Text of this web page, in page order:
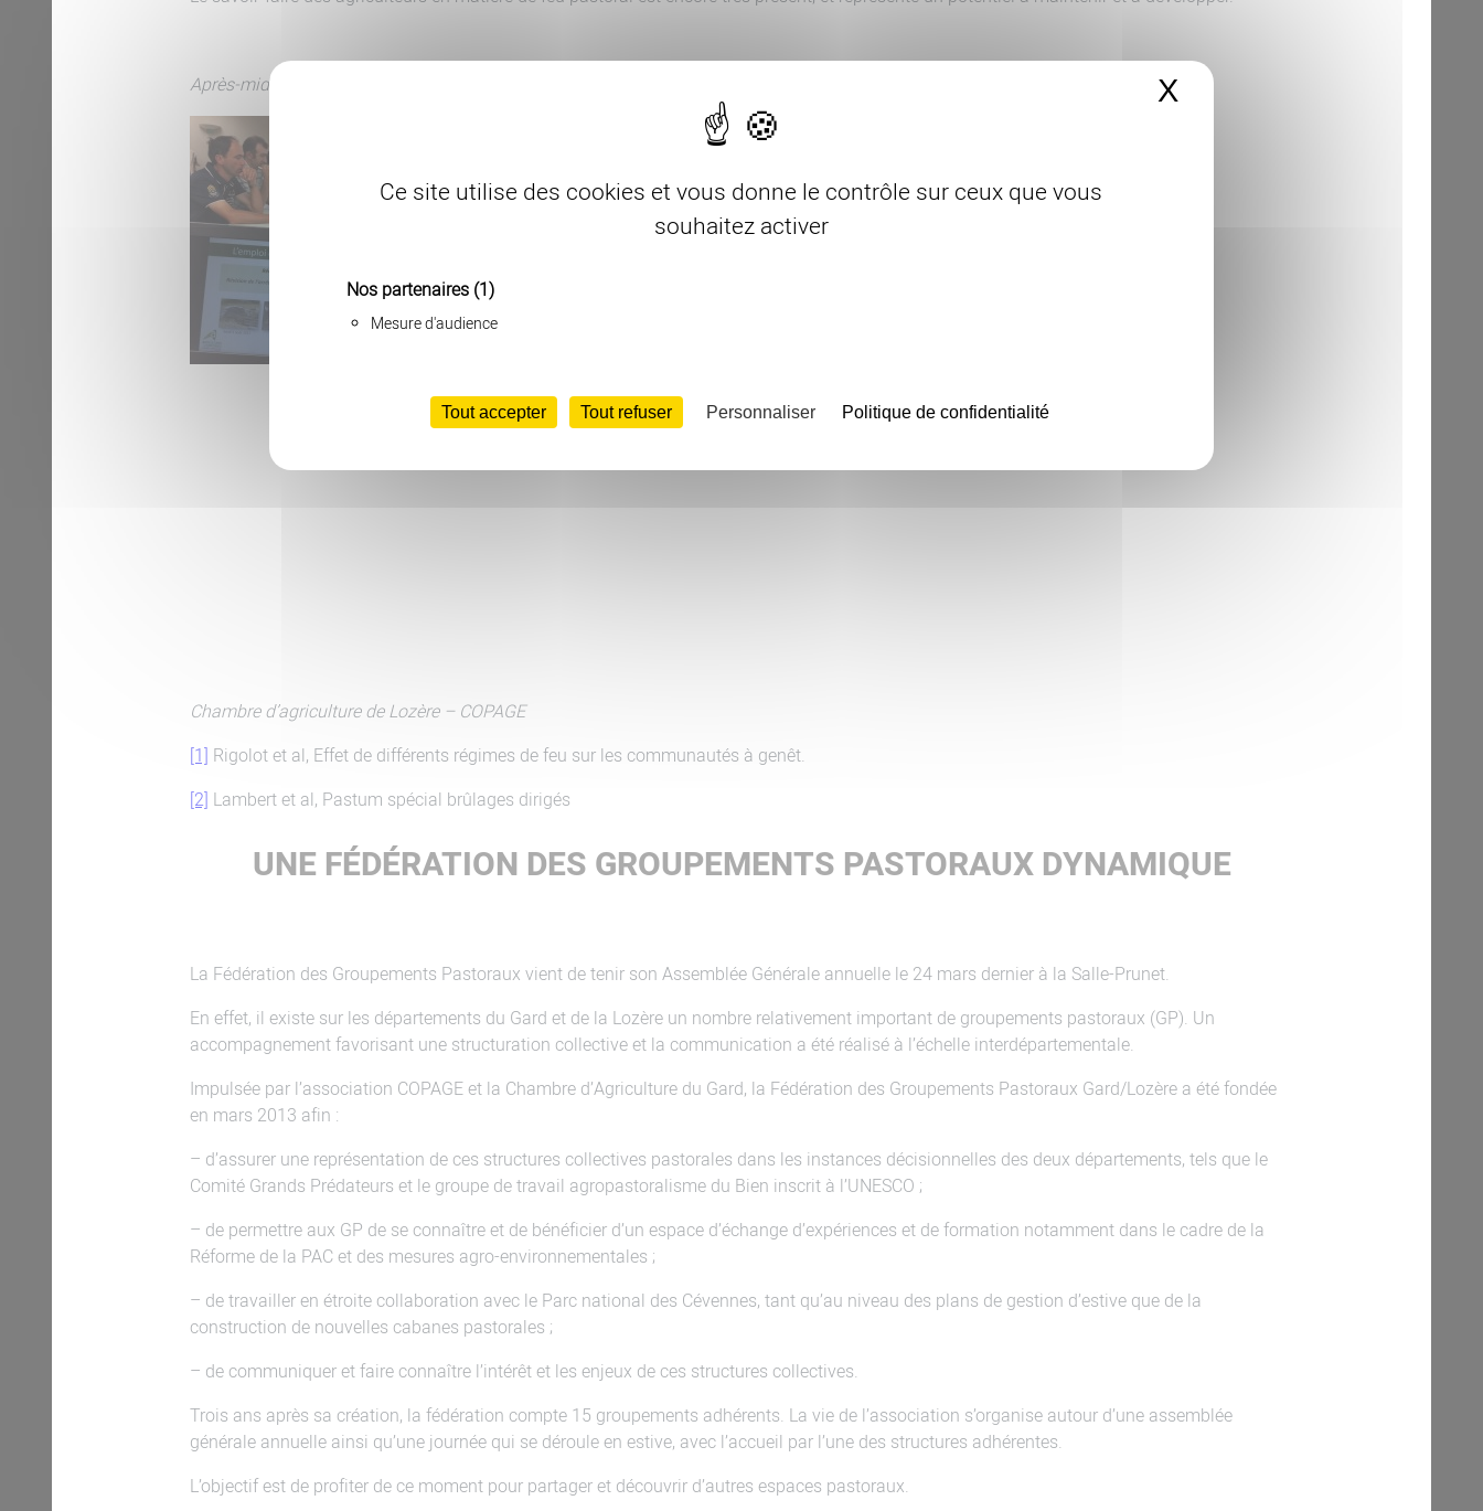
Ce site utilise des cookies et vous donne le contrôle sur ceux que vous
souhaitez activer
Nos partenaires (1)
Mesure d'audience
Tout accepter Tout refuser Personnaliser Politique de confidentialité
X Masquer le
Après-midi d’échanges pour ces éleveurs
Chambre d’agriculture de Lozère – COPAGE
[1] Rigolot et al, Effet de différents régimes de feu sur les communautés à genêt.
[2] Lambert et al, Pastum spécial brûlages dirigés
UNE FÉDÉRATION DES GROUPEMENTS PASTORAUX DYNAMIQUE
La Fédération des Groupements Pastoraux vient de tenir son Assemblée Générale annuelle le 24 mars dernier à la Salle-Prunet.
En effet, il existe sur les départements du Gard et de la Lozère un nombre relativement important de groupements pastoraux (GP). Un
accompagnement favorisant une structuration collective et la communication a été réalisé à l’échelle interdépartementale.
Impulsée par l’association COPAGE et la Chambre d’Agriculture du Gard, la Fédération des Groupements Pastoraux Gard/Lozère a été fondée
en mars 2013 afin :
– d’assurer une représentation de ces structures collectives pastorales dans les instances décisionnelles des deux départements, tels que le
Comité Grands Prédateurs et le groupe de travail agropastoralisme du Bien inscrit à l’UNESCO ;
– de permettre aux GP de se connaître et de bénéficier d’un espace d’échange d’expériences et de formation notamment dans le cadre de la
Réforme de la PAC et des mesures agro-environnementales ;
– de travailler en étroite collaboration avec le Parc national des Cévennes, tant qu’au niveau des plans de gestion d’estive que de la
construction de nouvelles cabanes pastorales ;
– de communiquer et faire connaître l’intérêt et les enjeux de ces structures collectives.
Trois ans après sa création, la fédération compte 15 groupements adhérents. La vie de l’association s’organise autour d’une assemblée
générale annuelle ainsi qu’une journée qui se déroule en estive, avec l’accueil par l’une des structures adhérentes.
L’objectif est de profiter de ce moment pour partager et découvrir d’autres espaces pastoraux.